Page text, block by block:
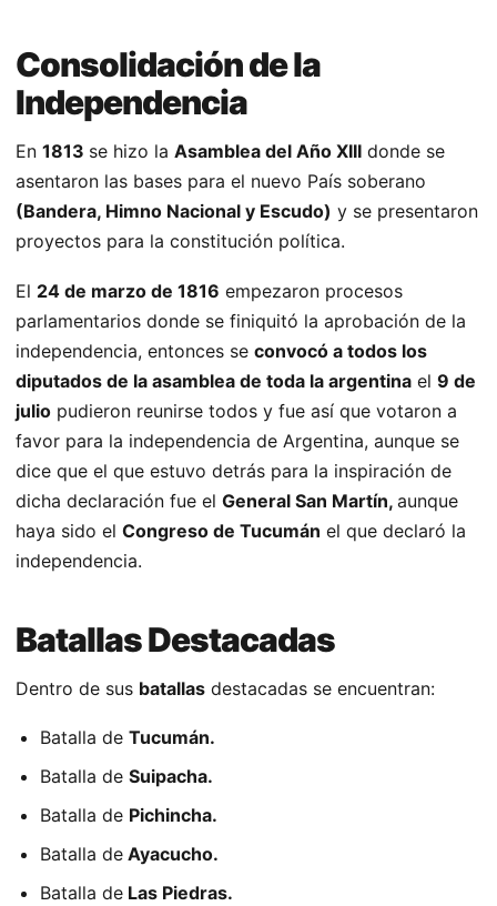
Consolidación de la
Independencia
En 1813 se hizo la Asamblea del Año XIII donde se
asentaron las bases para el nuevo País soberano
(Bandera, Himno Nacional y Escudo) y se presentaron
proyectos para la constitución política.
El 24 de marzo de 1816 empezaron procesos
parlamentarios donde se finiquitó la aprobación de la
independencia, entonces se convocó a todos los
diputados de la asamblea de toda la argentina el 9 de
julio pudieron reunirse todos y fue así que votaron a
favor para la independencia de Argentina, aunque se
dice que el que estuvo detrás para la inspiración de
dicha declaración fue el General San Martín, aunque
haya sido el Congreso de Tucumán el que declaró la
independencia.
Batallas Destacadas
Dentro de sus batallas destacadas se encuentran:
Batalla de Tucumán.
Batalla de Suipacha.
Batalla de Pichincha.
Batalla de Ayacucho.
Batalla de Las Piedras.